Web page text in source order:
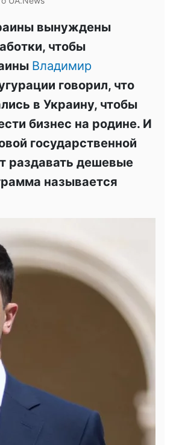
вынуждены
чтобы
Владимир
говорил, что
в Украину, чтобы
бизнес на родине. И
государственной
раздавать дешевые
называется